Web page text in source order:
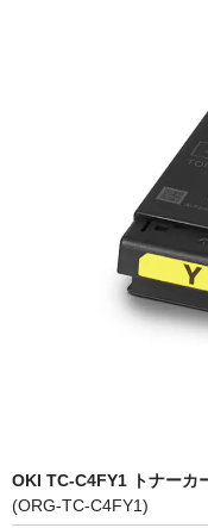
富士フイルムBI
京セラ
OKI TC-C4FY1 トナーカ
(ORG-TC-C4FY1)